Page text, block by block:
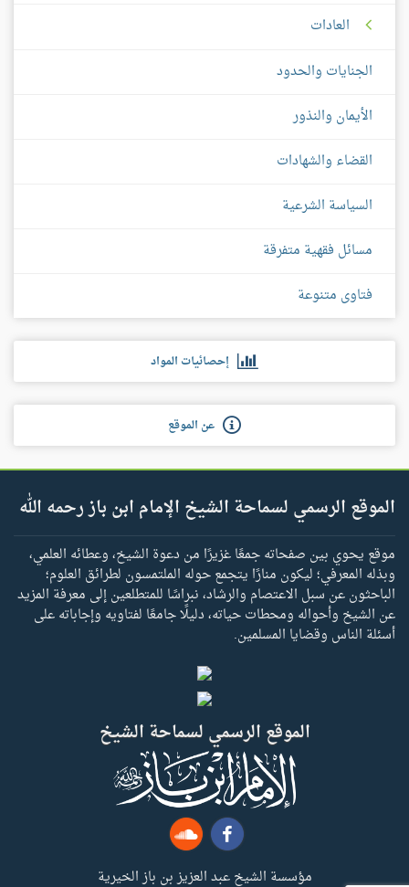
العادات
الجنايات والحدود
الأيمان والنذور
القضاء والشهادات
السياسة الشرعية
مسائل فقهية متفرقة
فتاوى متنوعة
إحصائيات المواد
عن الموقع
الموقع الرسمي لسماحة الشيخ الإمام ابن باز رحمه الله
موقع يحوي بين صفحاته جمعًا غزيرًا من دعوة الشيخ، وعطائه العلمي،
وبذله المعرفي؛ ليكون منارًا يتجمع حوله الملتمسون لطرائق العلوم؛
الباحثون عن سبل الاعتصام والرشاد، نبراسًا للمتطلعين إلى معرفة المزيد
عن الشيخ وأحواله ومحطات حياته، دليلًا جامعًا لفتاويه وإجاباته على
أسئلة الناس وقضايا المسلمين.
الموقع الرسمي لسماحة الشيخ
مؤسسة الشيخ عبد العزيز بن باز الخيرية